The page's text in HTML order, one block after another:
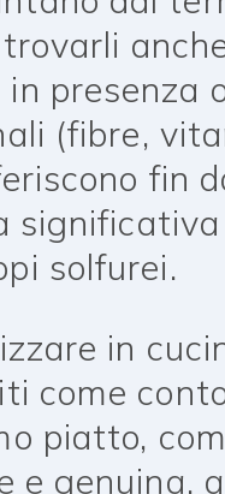
presenza
(fibre,
fin
significativa
solfurei.
in
come
piatto,
e genuina,